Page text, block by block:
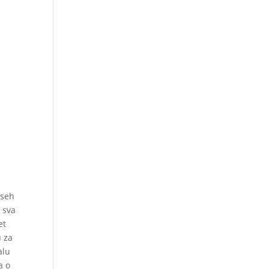
za
o